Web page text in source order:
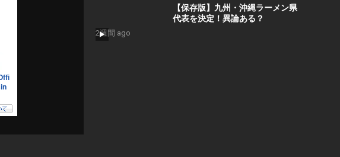
【保存版】九州・沖縄ラーメン県
代表を決定！異論ある？
2週間 ago